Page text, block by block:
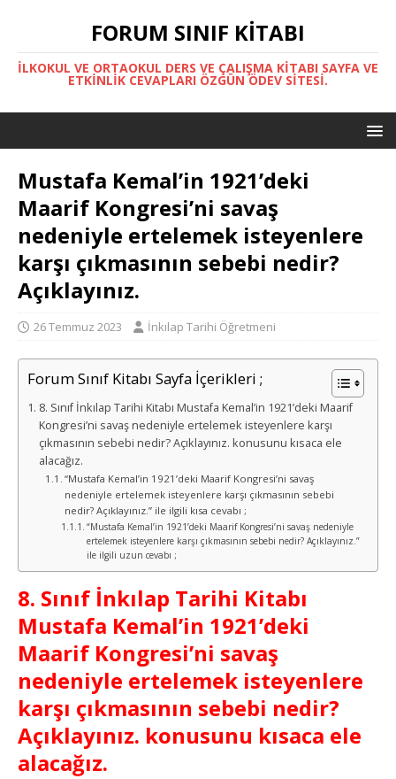
FORUM SINIF KITABI
İLKOKUL VE ORTAOKUL DERS VE ÇALIŞMA KITABI SAYFA VE
ETKINLIK CEVAPLARI ÖZGÜN ÖDEV SITESI.
Mustafa Kemal’in 1921’deki
Maarif Kongresi’ni savaş
nedeniyle ertelemek isteyenlere
karşı çıkmasının sebebi nedir?
Açıklayınız.
26 Temmuz 2023 İnkılap Tarihi Öğretmeni
Forum Sınıf Kitabı Sayfa İçerikleri ;
8. Sınıf İnkılap Tarihi Kitabı Mustafa Kemal’in 1921’deki Maarif
Kongresi’ni savaş nedeniyle ertelemek isteyenlere karşı
çıkmasının sebebi nedir? Açıklayınız. konusunu kısaca ele
alacağız.
“Mustafa Kemal’in 1921’deki Maarif Kongresi’ni savaş
nedeniyle ertelemek isteyenlere karşı çıkmasının sebebi
nedir? Açıklayınız.” ile ilgili kısa cevabı ;
“Mustafa Kemal’in 1921’deki Maarif Kongresi’ni savaş nedeniyle
ertelemek isteyenlere karşı çıkmasının sebebi nedir? Açıklayınız.”
ile ilgili uzun cevabı ;
8. Sınıf İnkılap Tarihi Kitabı
Mustafa Kemal’in 1921’deki
Maarif Kongresi’ni savaş
nedeniyle ertelemek isteyenlere
karşı çıkmasının sebebi nedir?
Açıklayınız. konusunu kısaca ele
alacağız.